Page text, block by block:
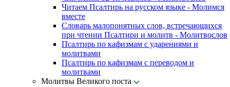
Читаем Псалтирь на русском языке - Молимся
вместе
Словарь малопонятных слов, встречающихся
при чтении Псалтири и молитв - Молитвослов
Псалтирь по кафизмам с ударениями и
молитвами
Псалтирь по кафизмам с переводом и
молитвами
Молитвы Великого поста